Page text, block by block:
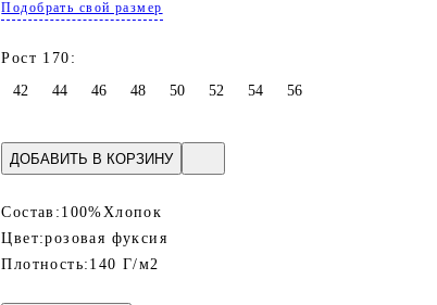
Подобрать свой размер
Рост 170:
42
44 46 48 50 52 54 56
ДОБАВИТЬ В КОРЗИНУ
Состав: 100%Хлопок
Цвет:розовая фуксия
Плотность: 140 Г/м2